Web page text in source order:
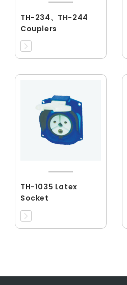
TH-234、TH-244
Couplers
TH-1035 Latex
Socket